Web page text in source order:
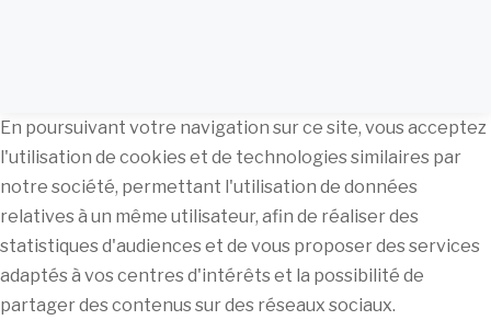
En poursuivant votre navigation sur ce site, vous acceptez
l'utilisation de cookies et de technologies similaires par
notre société, permettant l'utilisation de données
relatives à un même utilisateur, afin de réaliser des
statistiques d'audiences et de vous proposer des services
adaptés à vos centres d'intérêts et la possibilité de
partager des contenus sur des réseaux sociaux.